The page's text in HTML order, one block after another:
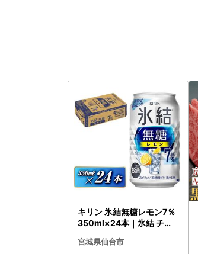
キリン 氷結無糖レモン7％
350ml×24本｜氷結 チュ
宮城県仙台市